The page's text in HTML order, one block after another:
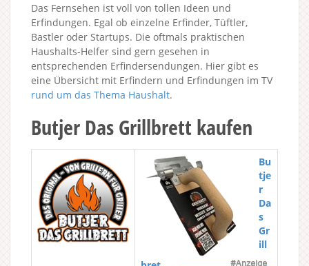
Das Fernsehen ist voll von tollen Ideen und
Erfindungen. Egal ob einzelne Erfinder, Tüftler,
Bastler oder Startups. Die oftmals praktischen
Haushalts-Helfer sind gern gesehen in
entsprechenden Erfindersendungen. Hier gibt es
eine Übersicht mit Erfindern und Erfindungen im TV
rund um das Thema Haushalt.
Butjer Das Grillbrett kaufen
Bu
tje
r
Da
s
Gr
ill